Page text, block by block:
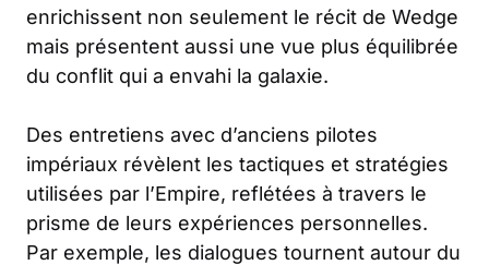
enrichissent non seulement le récit de Wedge
mais présentent aussi une vue plus équilibrée
du conflit qui a envahi la galaxie.
Des entretiens avec d’anciens pilotes
impériaux révèlent les tactiques et stratégies
utilisées par l’Empire, reflétées à travers le
prisme de leurs expériences personnelles.
Par exemple, les dialogues tournent autour du